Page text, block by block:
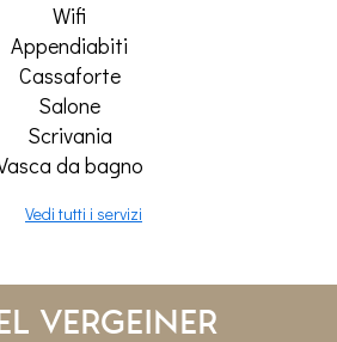
Wifi
Appendiabiti
Cassaforte
Salone
Scrivania
da bagno
Vedi tutti i servizi
Vergeiner